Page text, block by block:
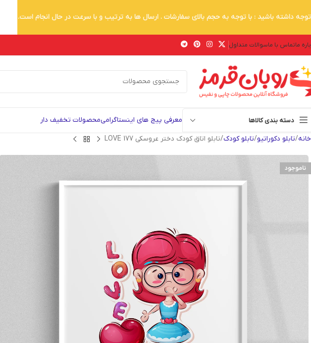
ماتماس با ماسوالات متداول
دسته بندی کالاها معرفی پیج های اینستاگرامیمحصولات تخفیف دار
خانه تابلو دکوراتیو تابلو کودک تابلو اتاق کودک دختر عروسکی LOVE 177
ناموجود
توجه داشته باشید : با توجه به حجم بالای سفارشات . ارسال ها به ترتیب و با سرعت در حال انجام است.